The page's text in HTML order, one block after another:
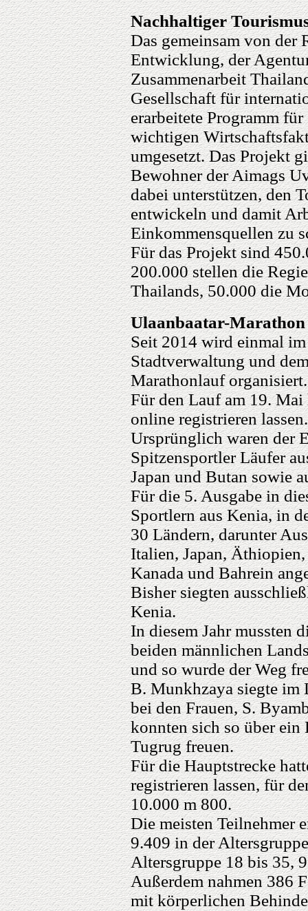
Nachhaltiger
Das gemeinsam von der
Entwicklung, der
Zusammenarbeit
Gesellschaft für
erarbeitete Programm
wichtigen
umgesetzt. Das Projekt
Bewohner der Aimags
dabei unterstützen, den
entwickeln und damit
Einkommensquellen zu
Für das Projekt sind
200.000 stellen die
Thailands, 50.000 die
Ulaanbaatar-Marathon
Seit 2014 wird einmal
Stadtverwaltung und
Marathonlauf organisiert.
Für den Lauf am 19.
online registrieren lassen.
Ursprünglich waren der
Spitzensportler Läufer
Japan und Butan sowie
Für die 5. Ausgabe in
Sportlern aus Kenia, in
30 Ländern, darunter
Italien, Japan,
Kanada und Bahrein
Bisher siegten
Kenia.
In diesem Jahr mussten
beiden männlichen
und so wurde der Weg
B. Munkhzaya siegte im
bei den Frauen, S.
konnten sich so über
Tugrug freuen.
Für die Hauptstrecke
registrieren lassen, für
10.000 m 800.
Die meisten Teilnehmer
9.409 in der
Altersgruppe 18 bis 35,
Außerdem nahmen 386
mit körperlichen